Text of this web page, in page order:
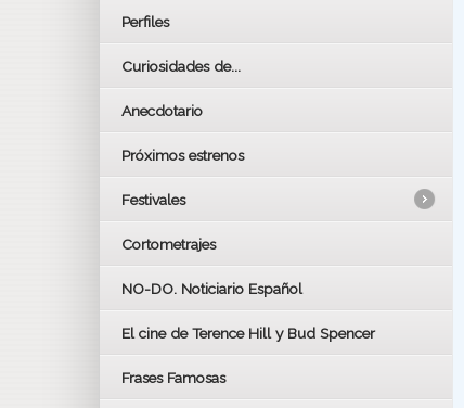
Perfiles
Curiosidades de...
Anecdotario
Próximos estrenos
Festivales
LOS OSCARS
BAFTA
Cortometrajes
NO-DO. Noticiario Español
El cine de Terence Hill y Bud Spencer
Frases Famosas